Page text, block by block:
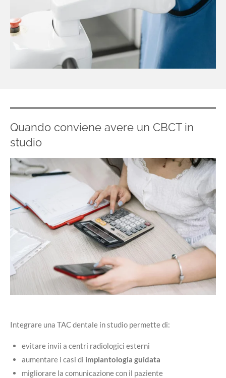
Quando conviene avere un CBCT in
studio
Integrare una TAC dentale in studio permette di:
evitare invii a centri radiologici esterni
aumentare i casi di implantologia guidata
migliorare la comunicazione con il paziente